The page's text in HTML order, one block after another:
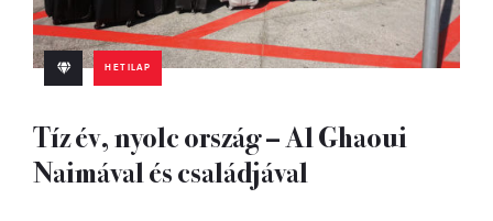
HETILAP
Tíz év, nyolc ország – Al Ghaoui
Naimával és családjával